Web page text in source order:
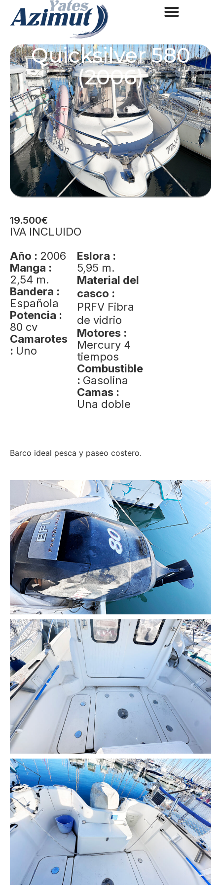
Quicksilver 580
(2006)
19.500€
IVA INCLUIDO
Año : 2006
Manga :
2,54 m.
Bandera :
Española
Potencia :
80 cv
Camarotes
: Uno
Eslora :
5,95 m.
Material del
casco :
PRFV Fibra
de vidrio
Motores :
Mercury 4
tiempos
Combustible
: Gasolina
Camas :
Una doble
Barco ideal pesca y paseo costero.